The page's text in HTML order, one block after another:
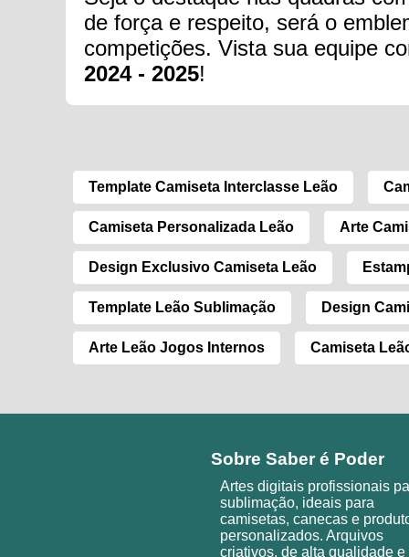
de força e respeito, será o
competições. Vista sua equipe
2024 - 2025!
Template Camiseta Interclasse Leão
Camiseta Personalizada Leão Arte
Design Exclusivo Camiseta Leão
Template Leão Sublimação Design
Arte Leão Jogos Internos Camiseta
Sobre Saber é Poder
Artes digitais profissionais
sublimação, ideais para
camisetas, canecas e
personalizados. Arquivos
criativos, de alta qualidade e